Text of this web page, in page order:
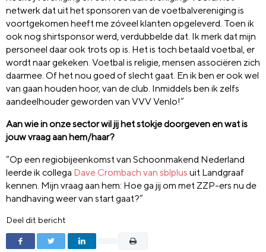
netwerk dat uit het sponsoren van de voetbalvereniging is
voortgekomen heeft me zóveel klanten opgeleverd. Toen ik
ook nog shirtsponsor werd, verdubbelde dat. Ik merk dat mijn
personeel daar ook trots op is. Het is toch betaald voetbal, er
wordt naar gekeken. Voetbal is religie, mensen associëren zich
daarmee. Of het nou goed of slecht gaat. En ik ben er ook wel
van gaan houden hoor, van de club. Inmiddels ben ik zelfs
aandeelhouder geworden van VVV Venlo!”
Aan wie in onze sector wil jij het stokje doorgeven en wat is
jouw vraag aan hem/haar?
“Op een regiobijeenkomst van Schoonmakend Nederland
leerde ik collega Dave Crombach van sblplus uit Landgraaf
kennen. Mijn vraag aan hem: Hoe ga jij om met ZZP-ers nu de
handhaving weer van start gaat?”
Deel dit bericht